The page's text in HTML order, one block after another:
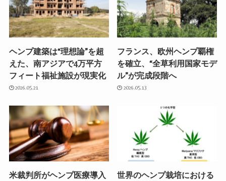
ヘンプ建築は“理想論”を超
えた、南アジアで4万平方
フィート福祉施設が現実化
2026.05.21
フランス、欧州ヘンプ覇権
を確立、“全草利用国家モデ
ル”が完成段階へ
2026.05.13
米裁判所がヘンプ医療導入
世界のヘンプ栽培における